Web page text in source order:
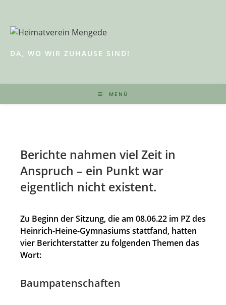
springen
DA, WO WIR ZUHAUSE SIND!
MENÜ
Berichte nahmen viel Zeit in
Anspruch – ein Punkt war
eigentlich nicht existent.
Zu Beginn der Sitzung, die am 08.06.22 im PZ des
Heinrich-Heine-Gymnasiums stattfand, hatten
vier Berichterstatter zu folgenden Themen das
Wort:
Baumpatenschaften